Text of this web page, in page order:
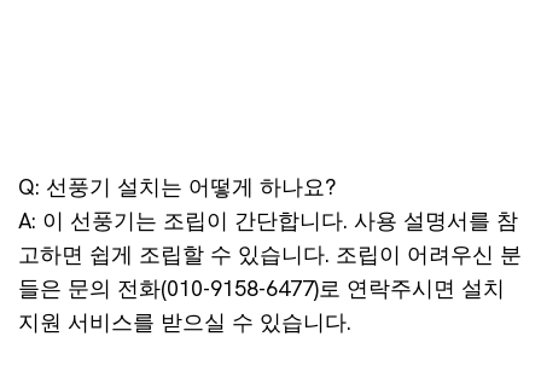
Q: 선풍기 설치는 어떻게 하나요?
A: 이 선풍기는 조립이 간단합니다. 사용 설명서를 참
고하면 쉽게 조립할 수 있습니다. 조립이 어려우신 분
들은 문의 전화(010-9158-6477)로 연락주시면 설치
지원 서비스를 받으실 수 있습니다.